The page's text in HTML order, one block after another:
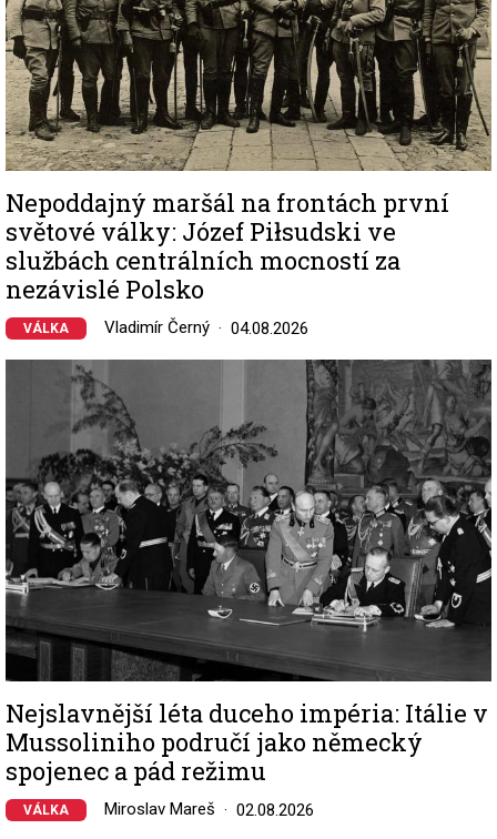
Nepoddajný maršál na frontách první
světové války: Józef Piłsudski ve
službách centrálních mocností za
nezávislé Polsko
VÁLKA Vladimír Černý 04.08.2026
Nejslavnější léta duceho impéria: Itálie v
Mussoliniho područí jako německý
spojenec a pád režimu
VÁLKA Miroslav Mareš 02.08.2026